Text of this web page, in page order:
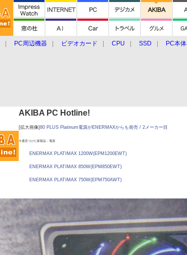
PC周辺機器 ビデオカード CPU SSD PC本体
AKIBA PC Hotline!
[拡大画像] 80 PLUS Platinum電源がENERMAXからも発売 / 2メーカー目
今週見つけた新製品：電源
ENERMAX PLATIMAX 1200W(EPM1200EWT)
ENERMAX PLATIMAX 850W(EPM850EWT)
ENERMAX PLATIMAX 750W(EPM750AWT)